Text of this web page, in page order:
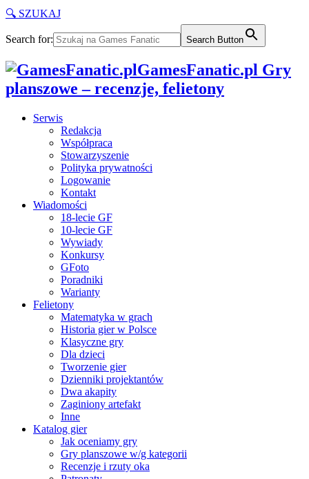
🔍 SZUKAJ
Search for: Search Button
GamesFanatic.pl Gry
planszowe – recenzje, felietony
Serwis
Redakcja
Współpraca
Stowarzyszenie
Polityka prywatności
Logowanie
Kontakt
Wiadomości
18-lecie GF
10-lecie GF
Wywiady
Konkursy
GFoto
Poradniki
Warianty
Felietony
Matematyka w grach
Historia gier w Polsce
Klasyczne gry
Dla dzieci
Tworzenie gier
Dzienniki projektantów
Dwa akapity
Zaginiony artefakt
Inne
Katalog gier
Jak oceniamy gry
Gry planszowe w/g kategorii
Recenzje i rzuty oka